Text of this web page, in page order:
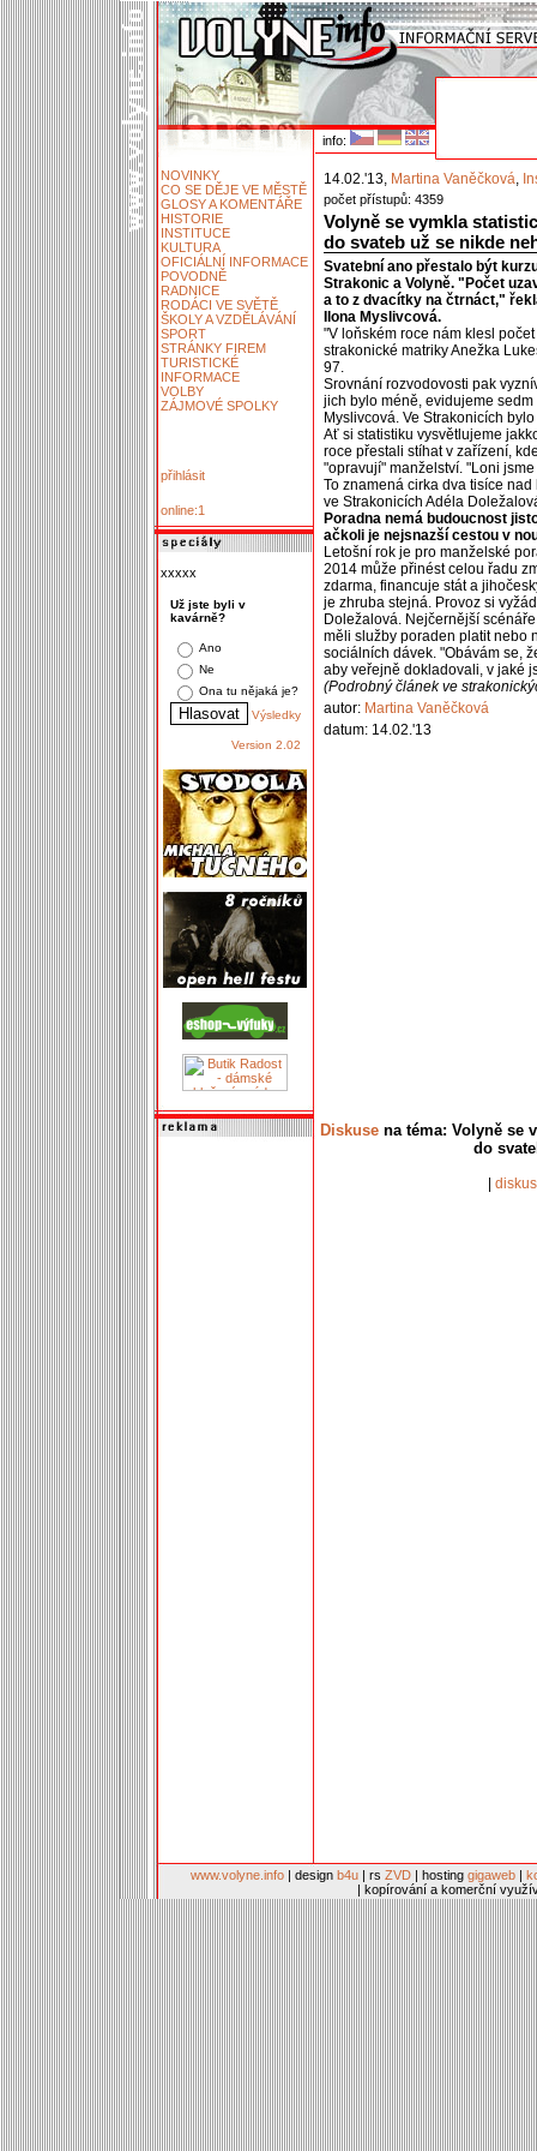
info:
NOVINKY
CO SE DĚJE VE MĚSTĚ
GLOSY A KOMENTÁŘE
HISTORIE
INSTITUCE
KULTURA
OFICIÁLNÍ INFORMACE
POVODNĚ
RADNICE
RODÁCI VE SVĚTĚ
ŠKOLY A VZDĚLÁVÁNÍ
SPORT
STRÁNKY FIREM
TURISTICKÉ
INFORMACE
VOLBY
ZÁJMOVÉ SPOLKY
přihlásit
online:1
xxxxx
Už jste byli v
kavárně?
Ano
Ne
Ona tu nějaká je?
Výsledky
Version 2.02
14.02.'13, Martina Vaněčková,
počet přístupů: 4359
Volyně se vymkla
do svateb už se nikde
Svatební ano přestalo být
Strakonic a Volyně. "Počet
a to z dvacítky na čtrnáct,"
Ilona Myslivcová.
"V loňském roce nám klesl
strakonické matriky Anežka
97.
Srovnání rozvodovosti pak
jich bylo méně, evidujeme
Myslivcová. Ve Strakonicích
Ať si statistiku vysvětlujeme
roce přestali stíhat v zařízení,
"opravují" manželství. "Loni
To znamená cirka dva tisíce
ve Strakonicích Adéla
Poradna nemá budoucnost
ačkoli je nejsnazší cestou v
Letošní rok je pro manželské
2014 může přinést celou řadu
zdarma, financuje stát a
je zhruba stejná. Provoz si
Doležalová. Nejčernější
měli služby poraden platit nebo
sociálních dávek. "Obávám se,
aby veřejně dokladovali, v jaké
(Podrobný článek ve
autor: Martina Vaněčková
datum: 14.02.'13
Diskuse na téma: Volyně se
do
www.volyne.info | design b4u | rs ZVD | hosting gigaweb |
| kopírování a komerční